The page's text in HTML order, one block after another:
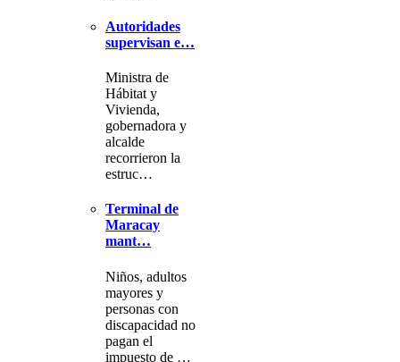
Autoridades
supervisan e…
Ministra de
Hábitat y
Vivienda,
gobernadora y
alcalde
recorrieron la
estruc…
Terminal de
Maracay
mant…
Niños, adultos
mayores y
personas con
discapacidad no
pagan el
impuesto de …